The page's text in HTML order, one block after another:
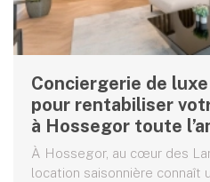
Conciergerie de
pour rentabiliser
à Hossegor toute
À Hossegor, au cœur des
location saisonnière connaît